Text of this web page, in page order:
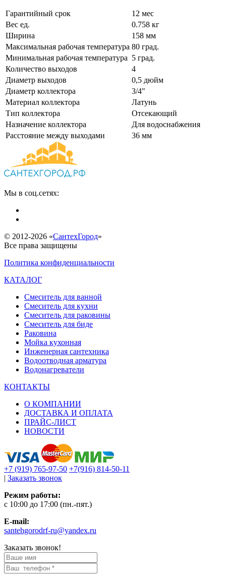
Гарантийный срок
12 мес
Вес ед.
0.758 кг
Ширина
158 мм
Максимальная рабочая температура 80 град.
Минимальная рабочая температура 5 град.
Количество выходов
4
Диаметр выходов
0,5 дюйм
Диаметр коллектора
3/4"
Материал коллектора
Латунь
Тип коллектора
Отсекающий
Назначение коллектора
Для водоснабжения
Расстояние между выходами
36 мм
Мы в соц.сетях:
© 2012-2026 «СантехГород»
Все права защищены
Политика конфиденциальности
КАТАЛОГ
Смеситель для ванной
Смеситель для кухни
Смеситель для раковины
Смеситель для биде
Раковина
Мойка кухонная
Инженерная сантехника
Водоотводная арматура
Водонагреватели
КОНТАКТЫ
О КОМПАНИИ
ДОСТАВКА И ОПЛАТА
ПРАЙС-ЛИСТ
НОВОСТИ
+7 (919) 765-97-50 +7(916) 814-50-11
| Заказать звонок
Режим работы:
c 10:00 до 17:00 (пн.-пят.)
E-mail:
santehgorodrf-ru@yandex.ru
Заказать звонок!